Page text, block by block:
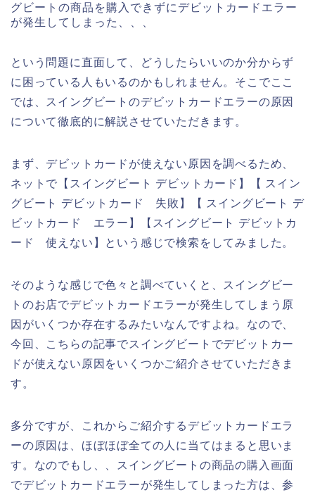
グビートの商品を購入できずにデビットカードエラー
が発生してしまった、、、
という問題に直面して、どうしたらいいのか分からず
に困っている人もいるのかもしれません。そこでここ
では、スイングビートのデビットカードエラーの原因
について徹底的に解説させていただきます。
まず、デビットカードが使えない原因を調べるため、
ネットで【スイングビート デビットカード】【 スイン
グビート デビットカード 失敗】【 スイングビート デ
ビットカード エラー】【スイングビート デビットカ
ード 使えない】という感じで検索をしてみました。
そのような感じで色々と調べていくと、スイングビー
トのお店でデビットカードエラーが発生してしまう原
因がいくつか存在するみたいなんですよね。なので、
今回、こちらの記事でスイングビートでデビットカー
ドが使えない原因をいくつかご紹介させていただきま
す。
多分ですが、これからご紹介するデビットカードエラ
ーの原因は、ほぼほぼ全ての人に当てはまると思いま
す。なのでもし、、スイングビートの商品の購入画面
でデビットカードエラーが発生してしまった方は、参